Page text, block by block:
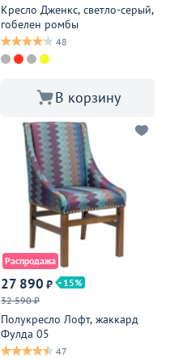
Кресло Дженкс, светло-серый,
гобелен ромбы
48
В корзину
Распродажа
27 890 ₽
15
32 590 ₽
Полукресло Лофт, жаккард
Фулда 05
47